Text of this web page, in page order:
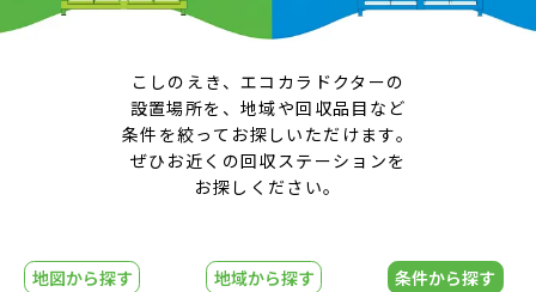
こしのえき、エコカラドクターの
設置場所を、地域や回収品目など
条件を絞ってお探しいただけます。
ぜひお近くの回収ステーションを
お探しください。
地図から探す 地域から探す 条件から探す